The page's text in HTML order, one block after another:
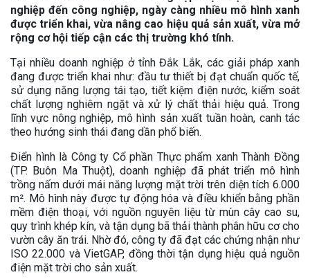
nghiệp đến công nghiệp, ngày càng nhiều mô hình xanh
được triển khai, vừa nâng cao hiệu quả sản xuất, vừa mở
rộng cơ hội tiếp cận các thị trường khó tính.
Tại nhiều doanh nghiệp ở tỉnh Đắk Lắk, các giải pháp xanh
đang được triển khai như: đầu tư thiết bị đạt chuẩn quốc tế,
sử dụng năng lượng tái tạo, tiết kiệm điện nước, kiểm soát
chất lượng nghiêm ngặt và xử lý chất thải hiệu quả. Trong
lĩnh vực nông nghiệp, mô hình sản xuất tuần hoàn, canh tác
theo hướng sinh thái đang dần phổ biến.
Điển hình là Công ty Cổ phần Thực phẩm xanh Thành Đồng
(TP. Buôn Ma Thuột), doanh nghiệp đã phát triển mô hình
trồng nấm dưới mái năng lượng mặt trời trên diện tích 6.000
m². Mô hình này được tự động hóa và điều khiển bằng phần
mềm điện thoại, với nguồn nguyên liệu từ mùn cây cao su,
quy trình khép kín, và tận dụng bã thải thành phân hữu cơ cho
vườn cây ăn trái. Nhờ đó, công ty đã đạt các chứng nhận như
ISO 22.000 và VietGAP, đồng thời tận dụng hiệu quả nguồn
điện mặt trời cho sản xuất.